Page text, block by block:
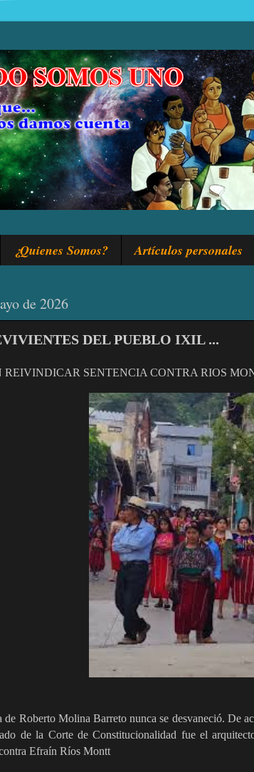
¿Quienes Somos? Artículos personales
de 2026
DEL PUEBLO IXIL ...
REIVINDICAR SENTENCIA CONTRA RIOS
de Roberto Molina Barreto nunca se desvaneció. De
de la Corte de Constitucionalidad fue el
Efraín Ríos Montt